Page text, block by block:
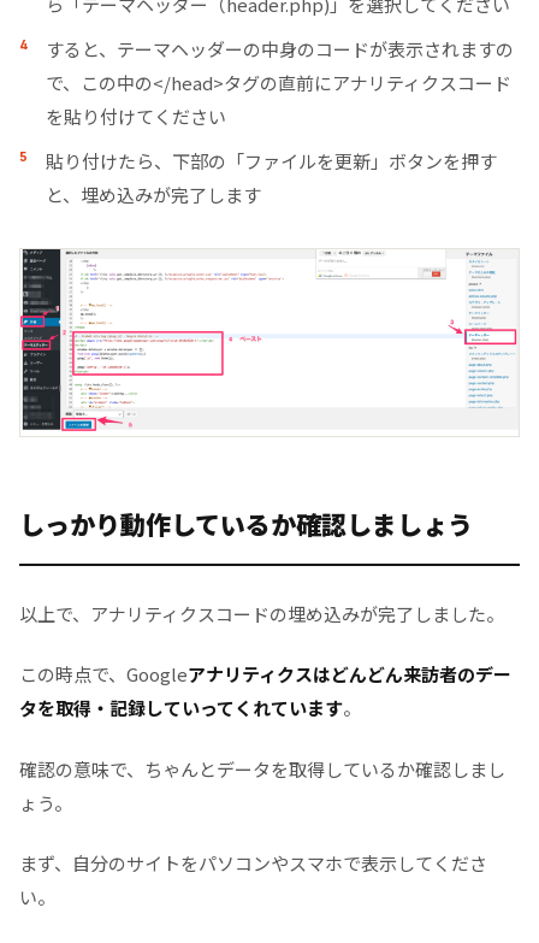
すると、テーマヘッダーの中身のコードが表示されますの
で、この中の</head>タグの直前にアナリティクスコード
を貼り付けてください
貼り付けたら、下部の「ファイルを更新」ボタンを押す
と、埋め込みが完了します
しっかり動作しているか確認しましょう
以上で、アナリティクスコードの埋め込みが完了しました。
この時点で、Googleアナリティクスはどんどん来訪者のデー
タを取得・記録していってくれています。
確認の意味で、ちゃんとデータを取得しているか確認しまし
ょう。
まず、自分のサイトをパソコンやスマホで表示してくださ
い。